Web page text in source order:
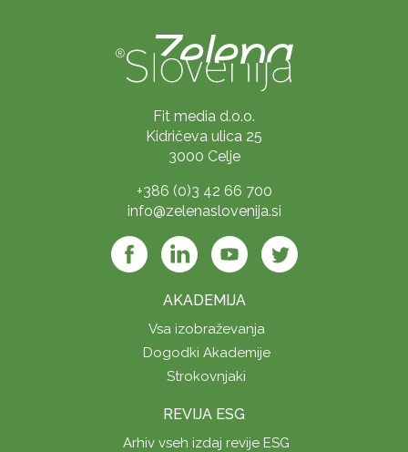
Fit media d.o.o.
Kidričeva ulica 25
3000 Celje
+386 (0)3 42 66 700
info@zelenaslovenija.si
AKADEMIJA
Vsa izobraževanja
Dogodki Akademije
Strokovnjaki
REVIJA ESG
Arhiv vseh izdaj revije ESG